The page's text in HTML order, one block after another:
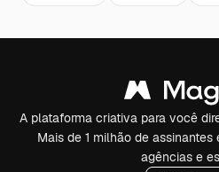
A plataforma criativa para você
Mais de 1 milhão de
agências e